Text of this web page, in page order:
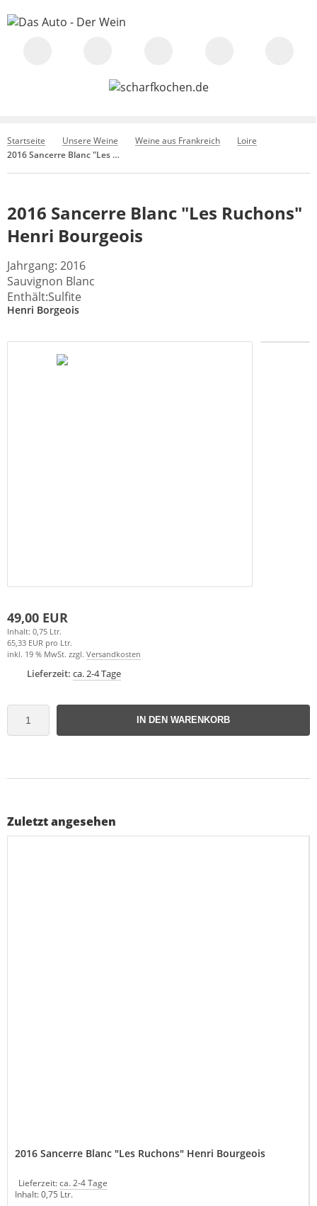
Startseite Unsere Weine Weine aus Frankreich
Loire
2016 Sancerre Blanc "Les Ruchons" Henri Bourgeois
2016 Sancerre Blanc "Les Ruchons"
Henri Bourgeois
Jahrgang: 2016
Sauvignon Blanc
Enthält:Sulfite
Henri Borgeois
49,00 EUR
Inhalt: 0,75 Ltr.
65,33 EUR pro Ltr.
inkl. 19 % MwSt. zzgl. Versandkosten
Lieferzeit: ca. 2-4 Tage
IN DEN WARENKORB
Zuletzt angesehen
2016 Sancerre Blanc "Les Ruchons" Henri Bourgeois
Lieferzeit:ca. 2-4 Tage
Inhalt: 0,75 Ltr.